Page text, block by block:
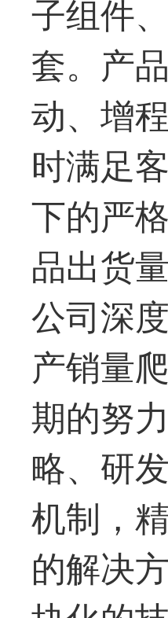
子组件
套。产
动、增
时满足
下的严
品出货
公司深
产销量
期的努
略、研
机制，
的解决